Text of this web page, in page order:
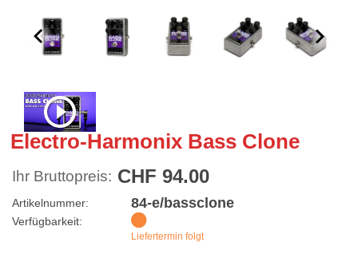
Electro-Harmonix Bass Clone
Ihr Bruttopreis: CHF 94.00
Artikelnummer: 84-e/bassclone
Verfügbarkeit:
Liefertermin folgt